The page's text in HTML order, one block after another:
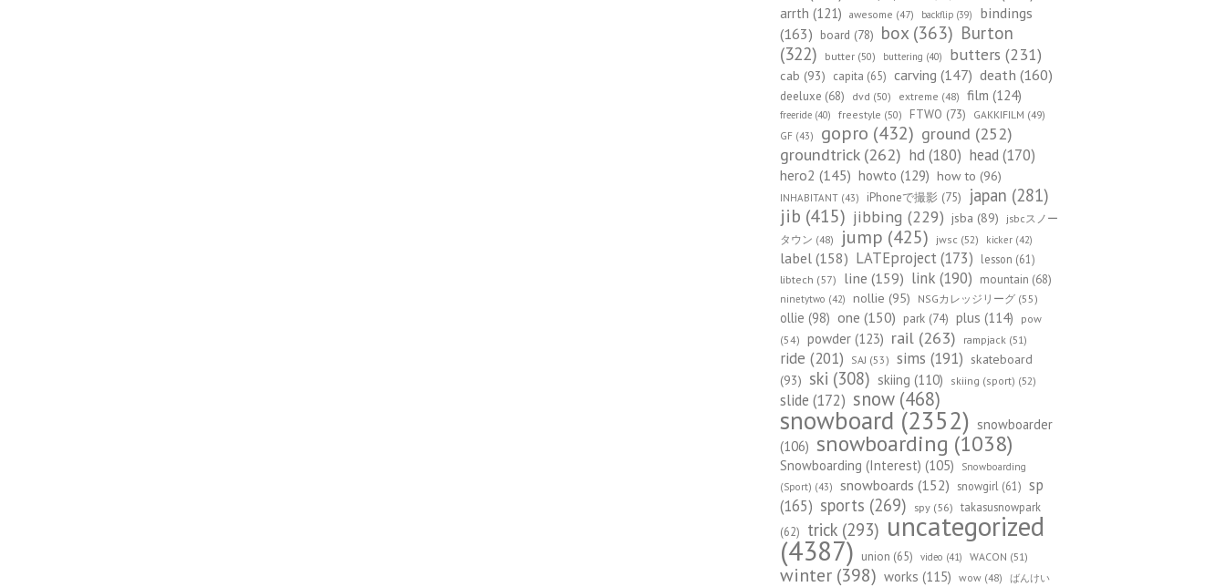
arrth (121) awesome (47) backflip (39)
bindings
(163) board (78) box(363) Burton
(322)
butter (50) buttering (40) butters (231)
cab (93) capita (65) carving (147) death (160)
deeluxe (68) dvd (50) extreme (48) film (124)
freeride (40) freestyle (50) FTWO (73) GAKKIFILM (49)
GF (43) gopro (432) ground (252)
groundtrick(262) hd(180) head(170)
hero2 (145) howto (129) how to (96)
INHABITANT (43) iPhoneで撮影 (75) japan (281)
jib (415) jibbing (229) jsba (89)
jsbcスノー
タウン (48) jump (425) jwsc (52) kicker (42)
label (158) LATEproject(173) lesson (61)
libtech (57) line (159) link (190) mountain (68)
ninetytwo (42) nollie (95) NSGカレッジリーグ (55)
ollie (98) one (150) park (74) plus (114)
pow
(54)
powder (123) rail (263) rampjack (51)
ride (201) SAJ (53) sims (191) skateboard
(93) ski (308) skiing (110) skiing (sport) (52)
slide (172) snow (468)
snowboard (2352) snowboarder
(106) snowboarding (1038)
Snowboarding (Interest) (105)
Snowboarding
(Sport) (43) snowboards (152) snowgirl (61) sp
(165) sports (269) spy (56)
takasusnowpark
(62)
trick (293) uncategorized
(4387) union (65) video (41) WACON (51)
winter (398) works (115) wow (48)
ばんけい